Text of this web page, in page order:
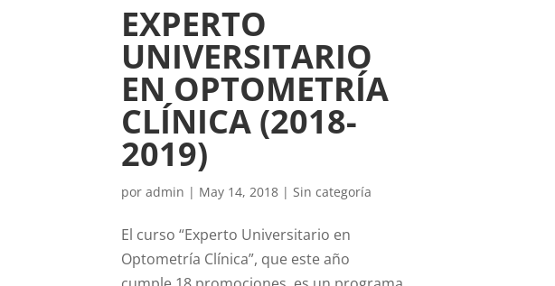
EXPERTO
UNIVERSITARIO
EN OPTOMETRÍA
CLÍNICA (2018-
2019)
poradmin | May 14, 2018 |Sin categoría
El curso “Experto Universitario en
Optometría Clínica”, que este año